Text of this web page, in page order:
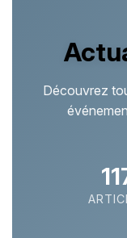
Découvrez